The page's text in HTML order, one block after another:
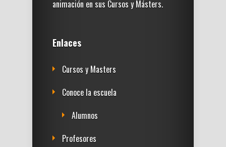
animación en sus Cursos y Másters.
Enlaces
Cursos y Masters
Conoce la escuela
Alumnos
Profesores